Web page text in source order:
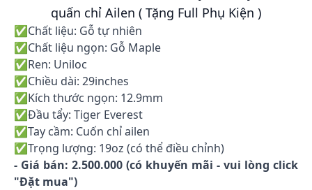
quấn chỉ Ailen ( Tặng Full Phụ Kiện )
✅Chất liệu: Gỗ tự nhiên
✅Chất liệu ngọn: Gỗ Maple
✅Ren: Uniloc
✅Chiều dài: 29inches
✅Kích thước ngọn: 12.9mm
✅Đầu tẩy: Tiger Everest
✅Tay cầm: Cuốn chỉ ailen
✅Trọng lượng: 19oz (có thể điều chỉnh)
- Giá bán: 2.500.000 (có khuyến mãi - vui lòng click
"Đặt mua")